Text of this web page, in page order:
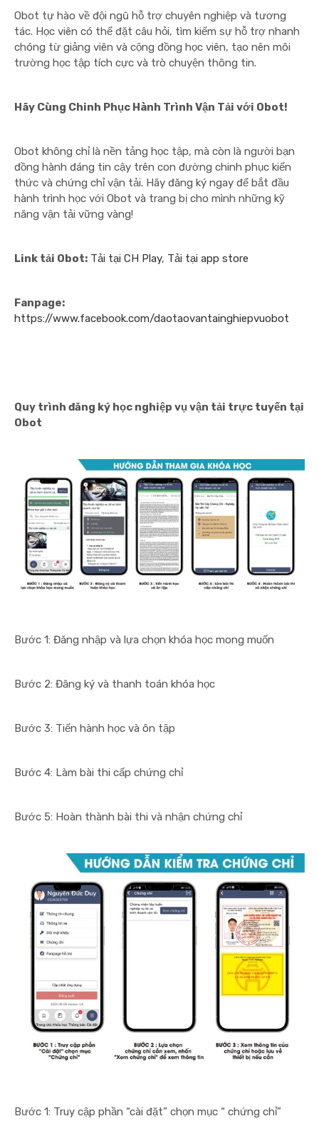
Obot tự hào về đội ngũ hỗ trợ chuyên nghiệp và tương
tác. Học viên có thể đặt câu hỏi, tìm kiếm sự hỗ trợ nhanh
chóng từ giảng viên và cộng đồng học viên, tạo nên môi
trường học tập tích cực và trò chuyện thông tin.
Hãy Cùng Chinh Phục Hành Trình Vận Tải với Obot!
Obot không chỉ là nền tảng học tập, mà còn là người bạn
đồng hành đáng tin cậy trên con đường chinh phục kiến
thức và chứng chỉ vận tải. Hãy đăng ký ngay để bắt đầu
hành trình học với Obot và trang bị cho mình những kỹ
năng vận tải vững vàng!
Link tải Obot: Tải tại CH Play, Tải tại app store
Fanpage:
https://www.facebook.com/daotaovantainghiepvuobot
Quy trình đăng ký học nghiệp vụ vận tải trực tuyến tại
Obot
Bước 1: Đăng nhập và lựa chọn khóa học mong muốn
Bước 2: Đăng ký và thanh toán khóa học
Bước 3: Tiến hành học và ôn tập
Bước 4: Làm bài thi cấp chứng chỉ
Bước 5: Hoàn thành bài thi và nhận chứng chỉ
Bước 1: Truy cập phần “cài đặt” chọn mục “ chứng chỉ”